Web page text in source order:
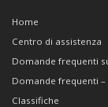
Home
Centro di assistenza
Domande frequenti
Domande frequenti
Classifiche